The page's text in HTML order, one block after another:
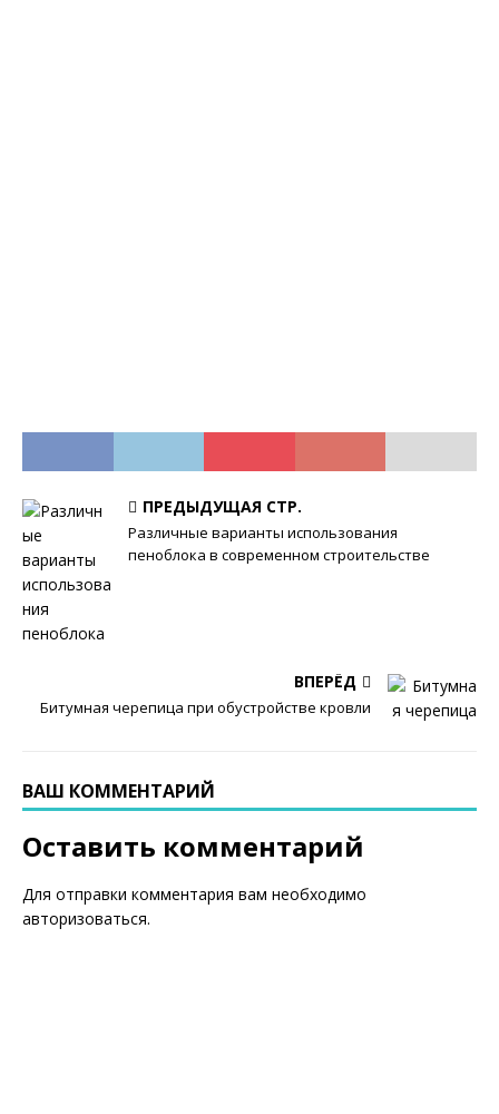
ПРЕДЫДУЩАЯ СТР.
Различные варианты использования
пеноблока в современном строительстве
ВПЕРЁД
Битумная черепица при обустройстве кровли
ВАШ КОММЕНТАРИЙ
Оставить комментарий
Для отправки комментария вам необходимо
авторизоваться.